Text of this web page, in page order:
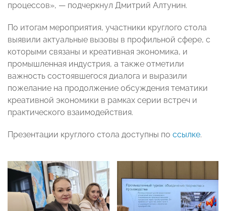
процессов», — подчеркнул Дмитрий Алтунин.
По итогам мероприятия, участники круглого стола
выявили актуальные вызовы в профильной сфере, с
которыми связаны и креативная экономика, и
промышленная индустрия, а также отметили
важность состоявшегося диалога и выразили
пожелание на продолжение обсуждения тематики
креативной экономики в рамках серии встреч и
практического взаимодействия.
Презентации круглого стола доступны по ссылке.